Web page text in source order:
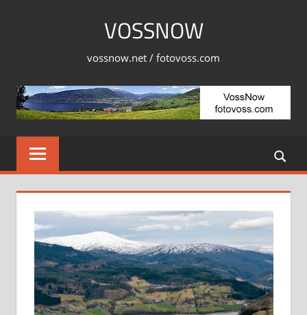
VOSSNOW
vossnow.net / fotovoss.com